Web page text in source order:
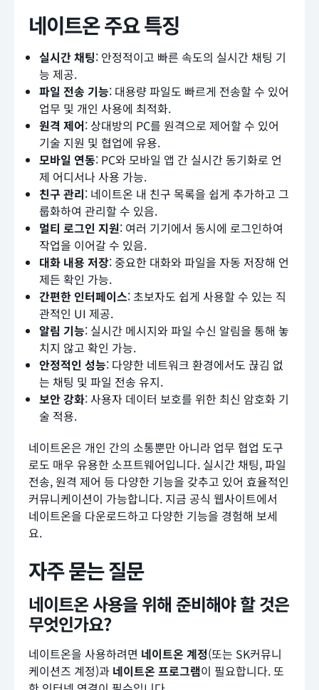
네이트온 주요 특징
실시간 채팅: 안정적이고 빠른 속도의 실시간 채팅 기
능 제공.
파일 전송 기능: 대용량 파일도 빠르게 전송할 수 있어
업무 및 개인 사용에 최적화.
원격 제어: 상대방의 PC를 원격으로 제어할 수 있어
기술 지원 및 협업에 유용.
모바일 연동: PC와 모바일 앱 간 실시간 동기화로 언
제 어디서나 사용 가능.
친구 관리: 네이트온 내 친구 목록을 쉽게 추가하고 그
룹화하여 관리할 수 있음.
멀티 로그인 지원: 여러 기기에서 동시에 로그인하여
작업을 이어갈 수 있음.
대화 내용 저장: 중요한 대화와 파일을 자동 저장해 언
제든 확인 가능.
간편한 인터페이스: 초보자도 쉽게 사용할 수 있는 직
관적인 UI 제공.
알림 기능: 실시간 메시지와 파일 수신 알림을 통해 놓
치지 않고 확인 가능.
안정적인 성능: 다양한 네트워크 환경에서도 끊김 없
는 채팅 및 파일 전송 유지.
보안 강화: 사용자 데이터 보호를 위한 최신 암호화 기
술 적용.
네이트온은 개인 간의 소통뿐만 아니라 업무 협업 도구
로도 매우 유용한 소프트웨어입니다. 실시간 채팅, 파일
전송, 원격 제어 등 다양한 기능을 갖추고 있어 효율적인
커뮤니케이션이 가능합니다. 지금 공식 웹사이트에서
네이트온을 다운로드하고 다양한 기능을 경험해 보세
요.
자주 묻는 질문
네이트온 사용을 위해 준비해야 할 것은
무엇인가요?
네이트온을 사용하려면 네이트온 계정(또는 SK커뮤니
케이션즈 계정)과 네이트온 프로그램이 필요합니다. 또